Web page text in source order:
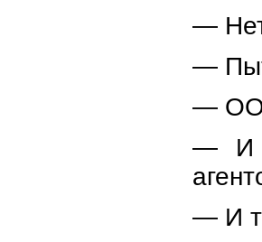
—
—
—
— И
— И